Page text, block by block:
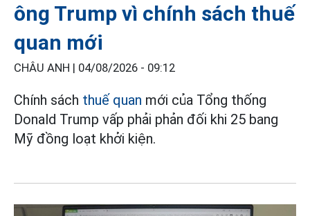
ông Trump vì chính sách thuế
quan mới
CHÂU ANH | 04/08/2026 - 09:12
Chính sách thuế quan mới của Tổng thống
Donald Trump vấp phải phản đối khi 25 bang
Mỹ đồng loạt khởi kiện.